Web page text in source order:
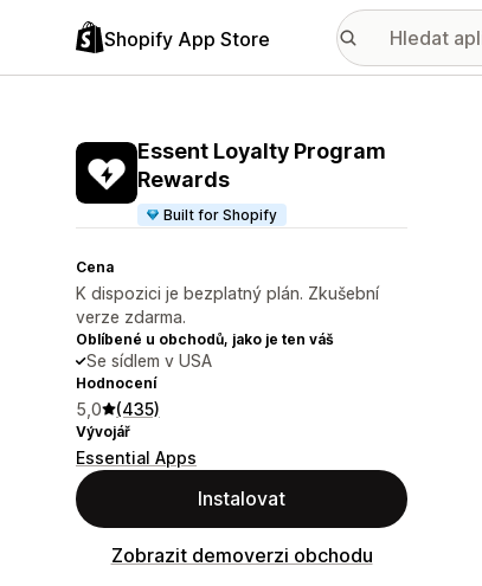
Shopify App Store
Essent Loyalty Program
Rewards
Built for Shopify
Cena
K dispozici je bezplatný plán. Zkušební
verze zdarma.
Oblíbené u obchodů, jako je ten váš
Se sídlem v USA
Hodnocení
5,0 (435)
Vývojář
Essential Apps
Instalovat
Zobrazit demoverzi obchodu